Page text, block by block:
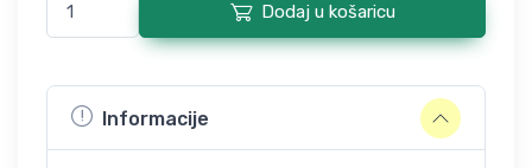
Dodaj u košaricu
Informacije